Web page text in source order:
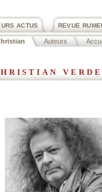
REVUE
ACTUS
Auteurs